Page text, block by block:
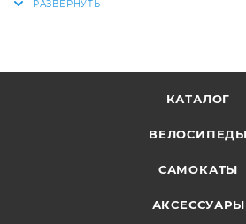
КАТАЛОГ
ВЕЛОСИПЕДЫ
САМОКАТЫ
АКСЕССУАРЫ